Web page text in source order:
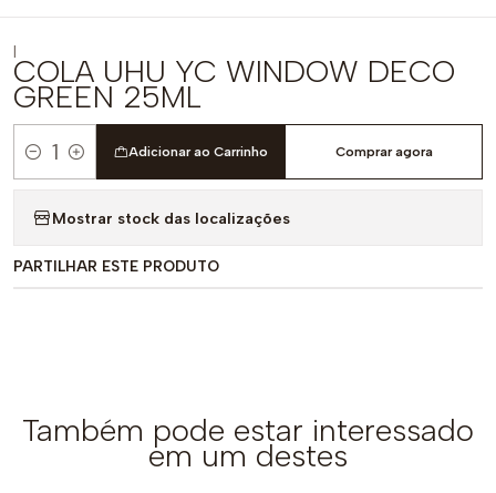
|
COLA UHU YC WINDOW DECO
GREEN 25ML
Quantidade
Adicionar ao Carrinho Comprar agora
Mostrar stock das localizações
PARTILHAR ESTE PRODUTO
Também pode estar interessado
em um destes